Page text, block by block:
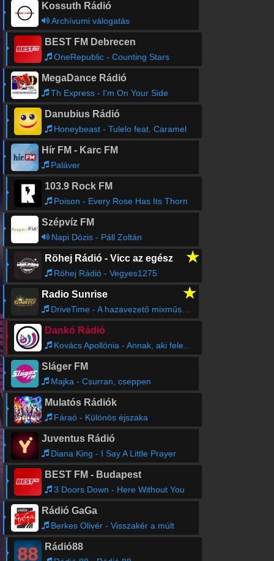
Kossuth Rádió
Archívumi válogatás
BEST FM Debrecen
OneRepublic - Counting Stars
MegaDance Rádió
Th Express - I'm On Your Side
Danubius Rádió
Honeybeast - Tulelo feat. Caramel
Hír FM - Karc FM
Paláver
103.9 Rock FM
Poison - Every Rose Has Its Thorn
Szépvíz FM
Napi Dózis - Páll Zoltán
Röhej Rádió - Vicc az egész ★
Röhej Rádió - Vegyes1275
Radio Sunrise ★
DriveTime - A hazavezető mixműsor!
Dankó Rádió
Kovács Apollónia - Annak, aki feledni tud
Sláger FM
Majka - Csurran, cseppen
Mulatós Rádiók
Fáraó - Különös éjszaka
Juventus Rádió
Diana King - I Say A Little Prayer
BEST FM - Budapest
3 Doors Down - Here Without You
Rádió GaGa
Berkes Olivér - Visszakér a múlt
Rádió88